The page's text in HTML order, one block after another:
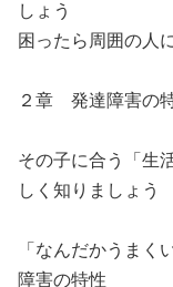
しょう
困ったら周囲の人
２章 発達障害の
その子に合う「生
しく知りましょう
「なんだかうまく
障害の特性